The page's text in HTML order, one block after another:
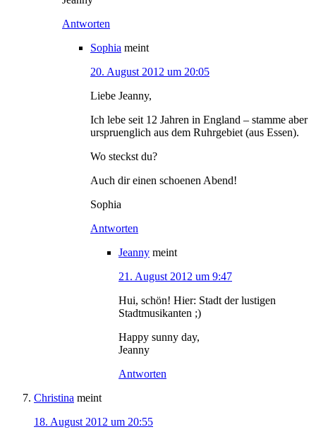
Antworten
Sophia meint
20. August 2012 um 20:05
Liebe Jeanny,
Ich lebe seit 12 Jahren in England – stamme aber
urspruenglich aus dem Ruhrgebiet (aus Essen).
Wo steckst du?
Auch dir einen schoenen Abend!
Sophia
Antworten
Jeanny meint
21. August 2012 um 9:47
Hui, schön! Hier: Stadt der lustigen
Stadtmusikanten ;)
Happy sunny day,
Jeanny
Antworten
Christina meint
18. August 2012 um 20:55